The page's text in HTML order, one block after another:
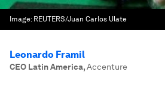
Image: REUTERS/Juan Carlos Ulate
Leonardo Framil
CEO Latin America,Accenture